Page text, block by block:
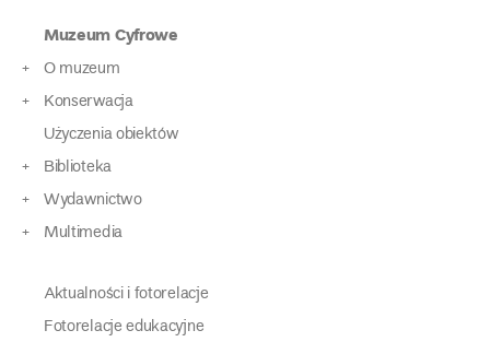
Muzeum Cyfrowe
O muzeum
Konserwacja
Użyczenia obiektów
Biblioteka
Wydawnictwo
Multimedia
Aktualności i fotorelacje
Fotorelacje edukacyjne